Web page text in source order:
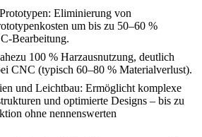
Eliminierung von
um bis zu 50–60 %
Bearbeitung.
100 % Harzausnutzung, deutlich
CNC (typisch 60–80 % Materialverlust).
und Leichtbau: Ermöglicht komplexe
und optimierte Designs – bis zu
ohne nennenswerten